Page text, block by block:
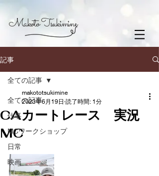
Makoto Tsukimine
記事
全ての記事
仕事
MCワークショップ
日常
映画
全ての記事
CAカートレース 実況
MC
makototsukimine
2023年6月19日 読了時間: 1分